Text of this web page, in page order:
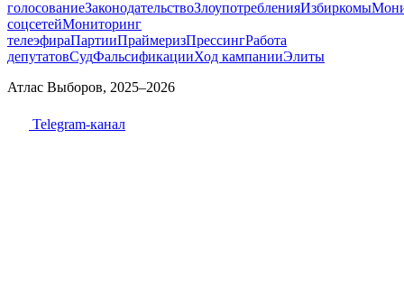
голосованиеЗаконодательствоЗлоупотребленияИзбиркомы
соцсетейМониторинг
телеэфираПартииПраймеризПрессингРабота
депутатовСудФальсификацииХод кампанииЭлиты
Атлас Выборов, 2025–2026
Telegram-канал